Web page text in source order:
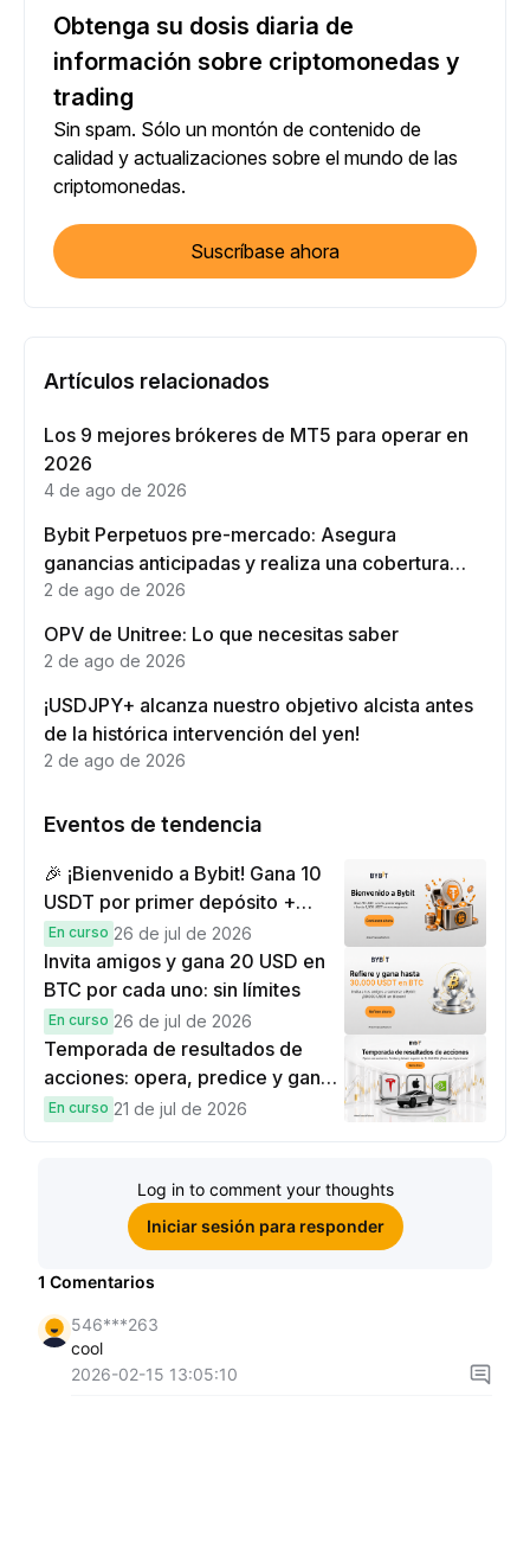
Obtenga su dosis diaria de
información sobre criptomonedas y
trading
Sin spam. Sólo un montón de contenido de
calidad y actualizaciones sobre el mundo de las
criptomonedas.
Suscríbase ahora
Artículos relacionados
Los 9 mejores brókeres de MT5 para operar en
2026
4 de ago de 2026
Bybit Perpetuos pre-mercado: Asegura
ganancias anticipadas y realiza una cobertura
eficaz
2 de ago de 2026
OPV de Unitree: Lo que necesitas saber
2 de ago de 2026
¡USDJPY+ alcanza nuestro objetivo alcista antes
de la histórica intervención del yen!
2 de ago de 2026
Eventos de tendencia
🎉 ¡Bienvenido a Bybit! Gana 10
USDT por primer depósito +
hasta 9,999 USDT en
recompensas
En curso 26 de jul de 2026
Invita amigos y gana 20 USD en
BTC por cada uno: sin límites
En curso 26 de jul de 2026
Temporada de resultados de
acciones: opera, predice y gana
una Cybertruck.
En curso 21 de jul de 2026
Log in to comment your thoughts
Iniciar sesión para responder
1 Comentarios
546***263
cool
2026-02-15 13:05:10